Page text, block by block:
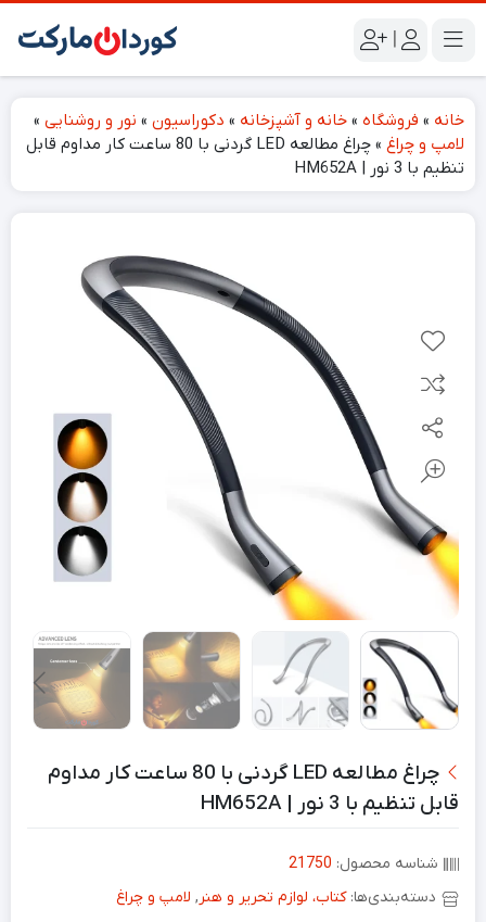
|
خانه » فروشگاه » خانه و آشپزخانه » دکوراسیون » نور و روشنایی »
لامپ و چراغ »
چراغ مطالعه LED گردنی با 80 ساعت کار مداوم قابل
تنظیم با 3 نور | HM652A
چراغ مطالعه LED گردنی با 80 ساعت کار مداوم
قابل تنظیم با 3 نور | HM652A
شناسه محصول: 21750
دسته‌بندی‌ها:کتاب، لوازم تحریر و هنر, لامپ و چراغ